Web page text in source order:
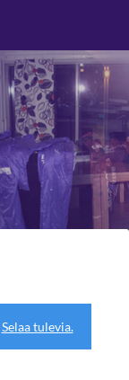
Selaa tulevia.